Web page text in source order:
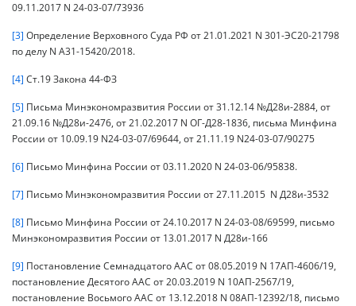
09.11.2017 N 24-03-07/73936
[3] Определение Верховного Суда РФ от 21.01.2021 N 301-ЭС20-21798
по делу N А31-15420/2018.
[4] Ст.19 Закона 44-ФЗ
[5] Письма Минэкономразвития России от 31.12.14 №Д28и-2884, от
21.09.16 №Д28и-2476, от 21.02.2017 N ОГ-Д28-1836, письма Минфина
России от 10.09.19 N24-03-07/69644, от 21.11.19 N24-03-07/90275
[6] Письмо Минфина России от 03.11.2020 N 24-03-06/95838.
[7] Письмо Минэкономразвития России от 27.11.2015 N Д28и-3532
[8] Письмо Минфина России от 24.10.2017 N 24-03-08/69599, письмо
Минэкономразвития России от 13.01.2017 N Д28и-166
[9] Постановление Семнадцатого ААС от 08.05.2019 N 17АП-4606/19,
постановление Десятого ААС от 20.03.2019 N 10АП-2567/19,
постановление Восьмого ААС от 13.12.2018 N 08АП-12392/18, письмо